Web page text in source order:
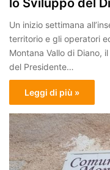
lo Sviluppo del
Un inizio settimana
territorio e gli operatori
Montana Vallo di Diano,
del Presidente…
Leggi di più »